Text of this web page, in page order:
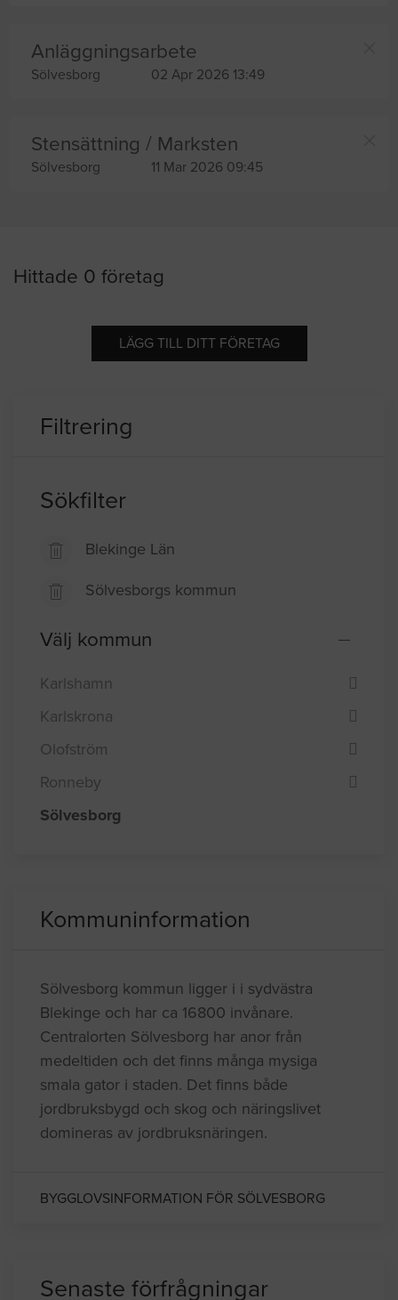
Anläggningsarbete
Sölvesborg 02 Apr 2026 13:49
Stensättning / Marksten
Sölvesborg 11 Mar 2026 09:45
Hittade 0 företag
LÄGG TILL DITT FÖRETAG
Filtrering
Sökfilter
Blekinge Län
Sölvesborgs kommun
Välj kommun
Karlshamn
Karlskrona
Olofström
Ronneby
Sölvesborg
Kommuninformation
Sölvesborg kommun ligger i i sydvästra
Blekinge och har ca 16800 invånare.
Centralorten Sölvesborg har anor från
medeltiden och det finns många mysiga
smala gator i staden. Det finns både
jordbruksbygd och skog och näringslivet
domineras av jordbruksnäringen.
BYGGLOVSINFORMATION FÖR SÖLVESBORG
Senaste förfrågningar